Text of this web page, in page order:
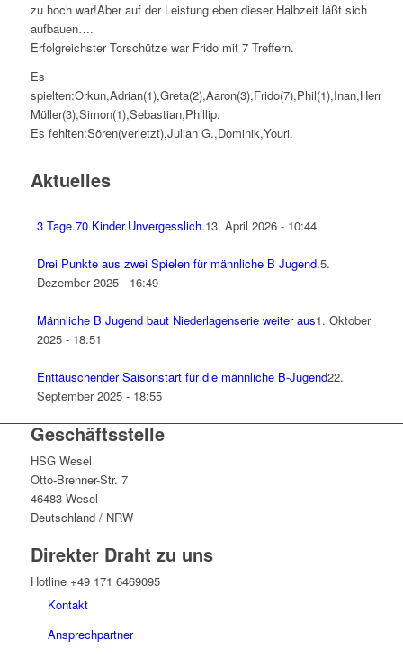
zu hoch war!Aber auf der Leistung eben dieser Halbzeit läßt sich
aufbauen….
Erfolgreichster Torschütze war Frido mit 7 Treffern.
Es
spielten:Orkun,Adrian(1),Greta(2),Aaron(3),Frido(7),Phil(1),Inan,Herr
Müller(3),Simon(1),Sebastian,Phillip.
Es fehlten:Sören(verletzt),Julian G.,Dominik,Youri.
Aktuelles
3 Tage.70 Kinder.Unvergesslich.13. April 2026 - 10:44
Drei Punkte aus zwei Spielen für männliche B Jugend.5.
Dezember 2025 - 16:49
Männliche B Jugend baut Niederlagenserie weiter aus1. Oktober
2025 - 18:51
Enttäuschender Saisonstart für die männliche B-Jugend22.
September 2025 - 18:55
Geschäftsstelle
HSG Wesel
Otto-Brenner-Str. 7
46483 Wesel
Deutschland / NRW
Direkter Draht zu uns
Hotline +49 171 6469095
Kontakt
Ansprechpartner